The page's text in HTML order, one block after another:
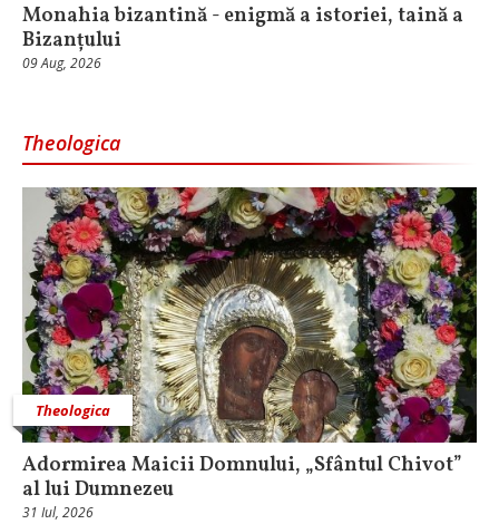
Monahia bizantină - enigmă a istoriei, taină a
Bizanțului
09 Aug, 2026
Theologica
Theologica
Adormirea Maicii Domnului, „Sfântul Chivot”
al lui Dumnezeu
31 Iul, 2026